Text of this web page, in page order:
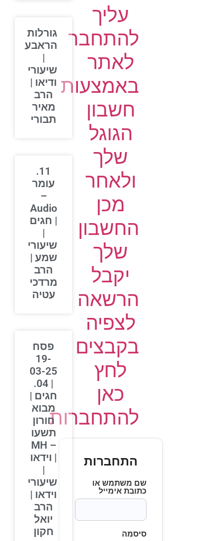
עליך
להתחבר
לאתר
באמצעות
חשבון
הגוגל
שלך
ולאחר
מכן
החשבון
שלך
יקבל
הרשאה
לצפיה
בקבצים
לחץ
כאן
להתחברות
התחברות
שם משתמש או
כתובת אימייל
סיסמה
גורלות
הראבע
שיעורי
ודיאו |
הרב
מאיר
תבורי
11.
עומר
Audio
| חגים
שיעורי
שמע |
הרב
מרדכי
עטיה
פסח
19-
03-25
| 04.
חגים |
מבוא
חורון
תשעו
– MH
| וידאו
שיעורי
וידאו |
הרב
יואל
חקון